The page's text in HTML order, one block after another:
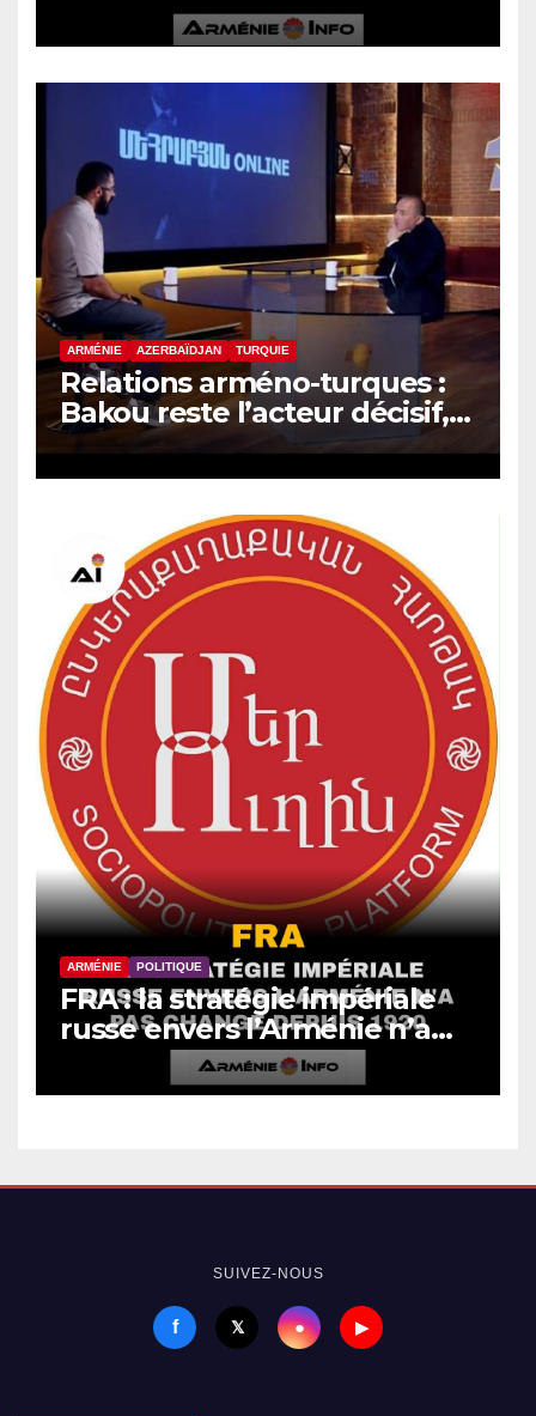
ARMÉNIE AZERBAÏDJAN TURQUIE
Relations arméno-turques :
Bakou reste l’acteur décisif,
selon le politologue Samvel
Meliksetyan
ARMÉNIE POLITIQUE
FRA : la stratégie impériale
russe envers l’Arménie n’a
pas changé depuis 1920
SUIVEZ-NOUS
f 𝕏 ● ▶